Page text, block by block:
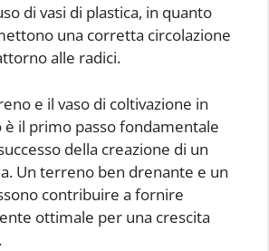
di vasi di plastica, in quanto
una corretta circolazione
alle radici.
e il vaso di coltivazione in
è il primo passo fondamentale
della creazione di un
Un terreno ben drenante e un
contribuire a fornire
ottimale per una crescita